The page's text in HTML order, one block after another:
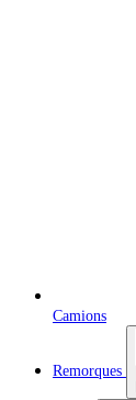
Camions
Remorques